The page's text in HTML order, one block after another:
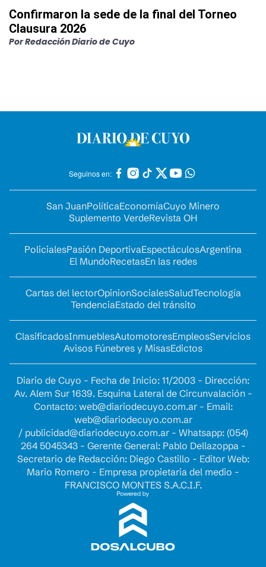
Confirmaron la sede de la final del Torneo
Clausura 2026
PorRedacción Diario de Cuyo
Seguinos en:
San JuanPolíticaEconomíaCuyo Minero
Suplemento VerdeRevista OH
PolicialesPasión DeportivaEspectáculosArgentina
El MundoRecetasEn las redes
Cartas del lectorOpinionSocialesSaludTecnología
TendenciaEstado del tránsito
ClasificadosInmueblesAutomotoresEmpleosServicios
Avisos Fúnebres y MisasEdictos
Diario de Cuyo - Fecha de Inicio: 11/2003 - Dirección:
Av. Alem Sur 1639. Esquina Lateral de Circunvalación -
Contacto: web@diariodecuyo.com.ar- Email:
web@diariodecuyo.com.ar
/ publicidad@diariodecuyo.com.ar- Whatsapp: (054)
264 5045343 - Gerente General: Pablo Dellazoppa -
Secretario de Redacción: Diego Castillo - Editor Web:
Mario Romero - Empresa propietaria del medio -
FRANCISCO MONTES S.A.C.I.F.